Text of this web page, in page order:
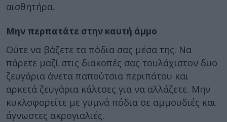
αισθητήρα.
Μην περπατάτε στην καυτή άμμο
Ούτε να βάζετε τα πόδια σας μέσα της. Να
πάρετε μαζί στις διακοπές σας τουλάχιστον δυο
ζευγάρια άνετα παπούτσια περιπάτου και
αρκετά ζευγάρια κάλτσες για να αλλάζετε. Μην
κυκλοφορείτε με γυμνά πόδια σε αμμουδιές και
άγνωστες ακρογιαλιές.